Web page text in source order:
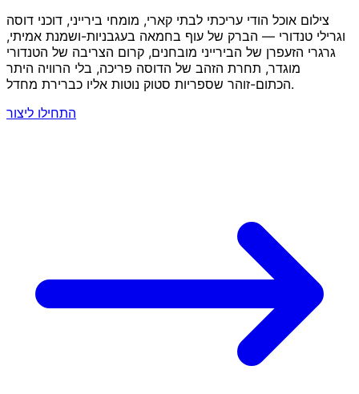
צילום אוכל הודי עריכתי לבתי קארי, מומחי בירייני, דוכני דוסה
וגרילי טנדורי — הברק של עוף בחמאה בעגבניות-ושמנת אמיתי,
גרגרי הזעפרן של הבירייני מובחנים, קרום הצריבה של הטנדורי
מוגדר, תחרת הזהב של הדוסה פריכה, בלי הרוויה היתר
הכתום-זוהר שספריות סטוק נוטות אליו כברירת מחדל.
התחילו ליצור